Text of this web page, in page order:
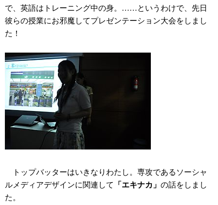
で、英語はトレーニング中の身。……というわけで、先日
彼らの授業にお邪魔してプレゼンテーション大会をしまし
た！
トップバッターはいきなりわたし。専攻であるソーシャ
ルメディアデザインに関連して
「エキナカ」 の話をしまし
た。